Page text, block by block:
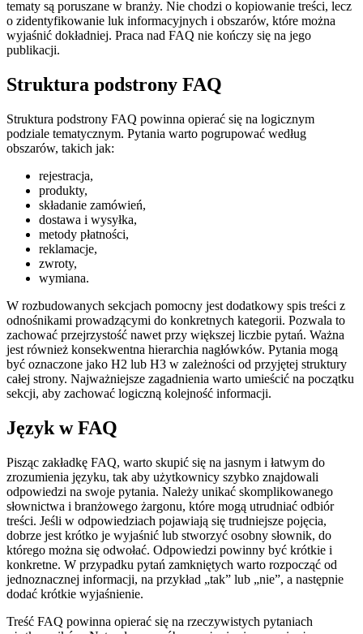
tematy są poruszane w branży. Nie chodzi o kopiowanie treści, lecz
o zidentyfikowanie luk informacyjnych i obszarów, które można
wyjaśnić dokładniej. Praca nad FAQ nie kończy się na jego
publikacji.
Struktura podstrony FAQ
Struktura podstrony FAQ powinna opierać się na logicznym
podziale tematycznym. Pytania warto pogrupować według
obszarów, takich jak:
rejestracja,
produkty,
składanie zamówień,
dostawa i wysyłka,
metody płatności,
reklamacje,
zwroty,
wymiana.
W rozbudowanych sekcjach pomocny jest dodatkowy spis treści z
odnośnikami prowadzącymi do konkretnych kategorii. Pozwala to
zachować przejrzystość nawet przy większej liczbie pytań. Ważna
jest również konsekwentna hierarchia nagłówków. Pytania mogą
być oznaczone jako H2 lub H3 w zależności od przyjętej struktury
całej strony. Najważniejsze zagadnienia warto umieścić na początku
sekcji, aby zachować logiczną kolejność informacji.
Język w FAQ
Pisząc zakładkę FAQ, warto skupić się na jasnym i łatwym do
zrozumienia języku, tak aby użytkownicy szybko znajdowali
odpowiedzi na swoje pytania. Należy unikać skomplikowanego
słownictwa i branżowego żargonu, które mogą utrudniać odbiór
treści. Jeśli w odpowiedziach pojawiają się trudniejsze pojęcia,
dobrze jest krótko je wyjaśnić lub stworzyć osobny słownik, do
którego można się odwołać. Odpowiedzi powinny być krótkie i
konkretne. W przypadku pytań zamkniętych warto rozpocząć od
jednoznacznej informacji, na przykład „tak” lub „nie”, a następnie
dodać krótkie wyjaśnienie.
Treść FAQ powinna opierać się na rzeczywistych pytaniach